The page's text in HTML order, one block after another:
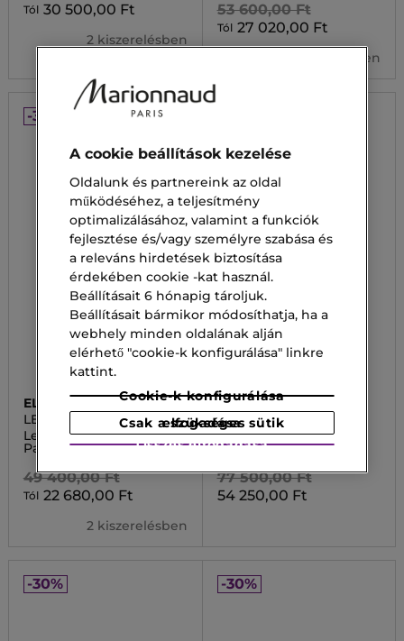
Tól 30 500,00 Ft
2 kiszerelésben
53 600,00 Ft
Tól 27 020,00 Ft
2 kiszerelésben
-30%
ELIE SAAB
LE PARFUM
Le Parfum Royal Eau de
Parfum
49 400,00 Ft
Tól 22 680,00 Ft
2 kiszerelésben
PRADA
LES INFUSION
Les Infusion De Vanille
Eau De Parfum
77 500,00 Ft
54 250,00 Ft
-30% -30%
A cookie beállítások kezelése
Oldalunk és partnereink az oldal
működéséhez, a teljesítmény
optimalizálásához, valamint a funkciók
fejlesztése és/vagy személyre szabása és
a releváns hirdetések biztosítása
érdekében cookie -kat használ.
Beállításait 6 hónapig tároljuk.
Beállításait bármikor módosíthatja, ha a
webhely minden oldalának alján
elérhető "cookie-k konfigurálása" linkre
kattint.
Cookie-k konfigurálása
Csak a szükséges sütik elfogadása
Összes elfogadása